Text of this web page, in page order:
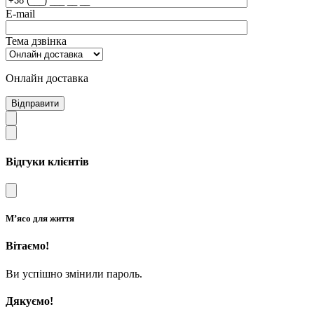
E-mail
Тема дзвінка
Онлайн доставка
Відправити
Відгуки клієнтів
М’ясо для життя
Вітаємо!
Ви успішно змінили пароль.
Дякуємо!